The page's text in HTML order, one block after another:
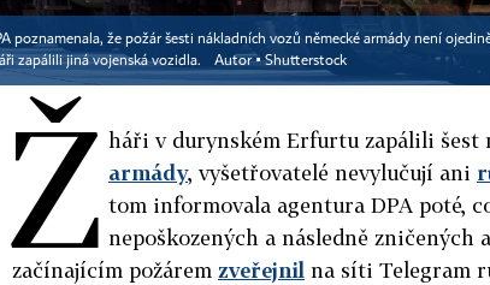
poznamenala, že požár šesti nákladních vozů německé armády není
zapálili jiná vojenská vozidla.
Autor ▪Shutterstock
Ž háři v durynském Erfurtu zapálili šest
armády, vyšetřovatelé nevylučují ani
tom informovala agentura DPA poté,
nepoškozených a následně zničených
začínajícím požárem zveřejnil na síti Telegram